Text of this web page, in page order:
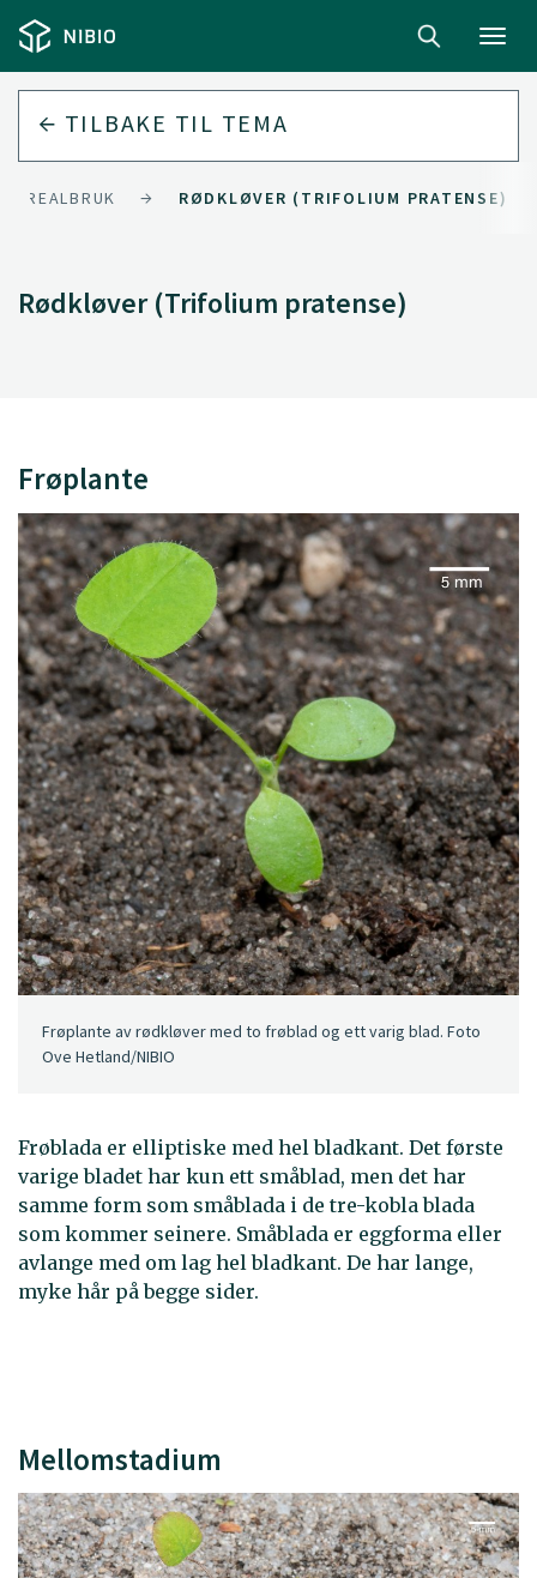
TILBAKE TIL TEMA
AREALBRUK RØDKLØVER (TRIFOLIUM PRATENSE)
Rødkløver (Trifolium pratense)
Frøplante
Frøplante av rødkløver med to frøblad og ett varig blad. Foto
Ove Hetland/NIBIO
Frøblada er elliptiske med hel bladkant. Det første
varige bladet har kun ett småblad, men det har
samme form som småblada i de tre-kobla blada
som kommer seinere. Småblada er eggforma eller
avlange med om lag hel bladkant. De har lange,
myke hår på begge sider.
Mellomstadium